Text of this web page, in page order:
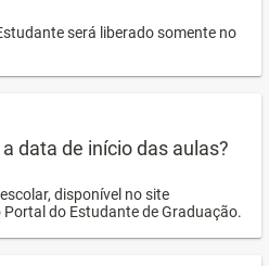
será liberado somente no
data de início das aulas?
disponível no site
do Estudante de Graduação.